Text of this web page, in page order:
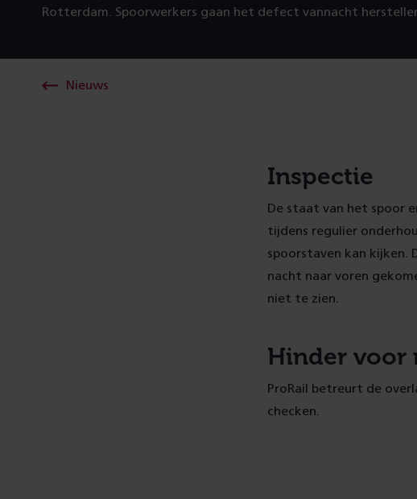
Rotterdam. Spoorwerkers gaan het defect vannacht
Nieuws
Inspectie
De staat van het spoor
tijdens regulier
spoorstaven kan kijken.
nacht naar voren
niet te zien.
Hinder voor
ProRail betreurt de
checken.